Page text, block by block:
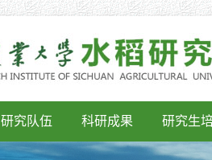
研究队伍 科研成果 研究生